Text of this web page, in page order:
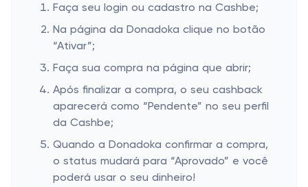
Faça seu login ou cadastro na Cashbe;
Na página da Donadoka clique no botão
“Ativar”;
Faça sua compra na página que abrir;
Após finalizar a compra, o seu cashback
aparecerá como “Pendente” no seu perfil
da Cashbe;
Quando a Donadoka confirmar a compra,
o status mudará para “Aprovado” e você
poderá usar o seu dinheiro!